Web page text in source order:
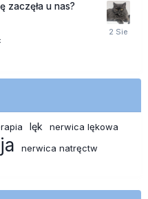
zaczęła u nas?
lęk nerwica lękowa
nerwica natręctw